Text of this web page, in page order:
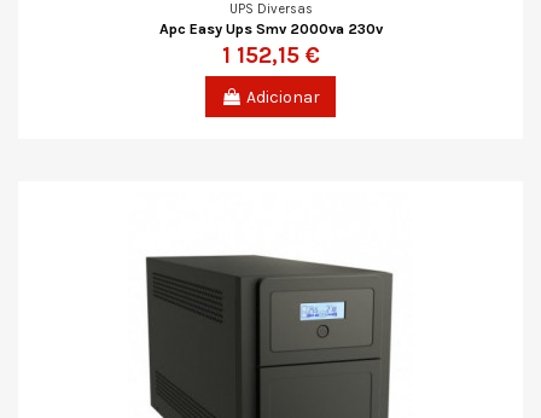
UPS Diversas
Apc Easy Ups Smv 2000va 230v
1 152,15 €
Adicionar